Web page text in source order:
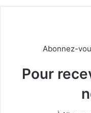
Abonnez-
Pour